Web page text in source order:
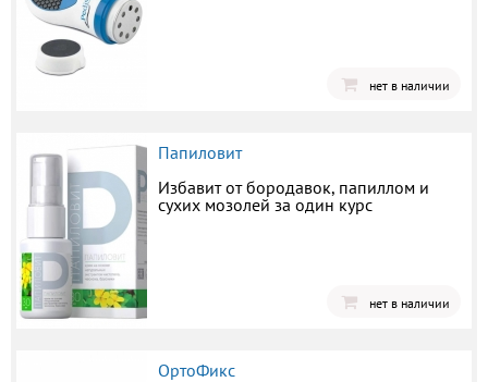
нет в наличии
Папиловит
Избавит от бородавок, папиллом и
сухих мозолей за один курс
нет в наличии
ОртоФикс